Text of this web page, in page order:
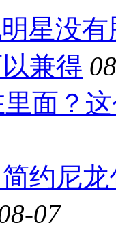
星没
兼得
里面？
简约尼
07